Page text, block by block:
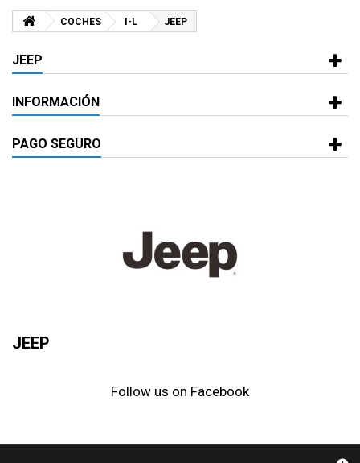
COCHES I-L JEEP
JEEP
INFORMACIÓN
PAGO SEGURO
JEEP
Follow us on Facebook